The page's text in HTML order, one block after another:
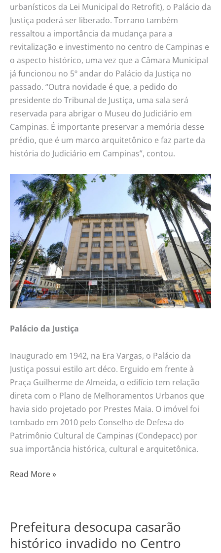
urbanísticos da Lei Municipal do Retrofit), o Palácio da
Justiça poderá ser liberado. Torrano também
ressaltou a importância da mudança para a
revitalização e investimento no centro de Campinas e
o aspecto histórico, uma vez que a Câmara Municipal
já funcionou no 5º andar do Palácio da Justiça no
passado. “Outra novidade é que, a pedido do
presidente do Tribunal de Justiça, uma sala será
reservada para abrigar o Museu do Judiciário em
Campinas. É importante preservar a memória desse
prédio, que é um marco arquitetônico e faz parte da
história do Judiciário em Campinas”, contou.
Palácio da Justiça
Inaugurado em 1942, na Era Vargas, o Palácio da
Justiça possui estilo art déco. Erguido em frente à
Praça Guilherme de Almeida, o edifício tem relação
direta com o Plano de Melhoramentos Urbanos que
havia sido projetado por Prestes Maia. O imóvel foi
tombado em 2010 pelo Conselho de Defesa do
Patrimônio Cultural de Campinas (Condepacc) por
sua importância histórica, cultural e arquitetônica.
Read More »
Prefeitura desocupa casarão
histórico invadido no Centro
Prefeitura
desocupa